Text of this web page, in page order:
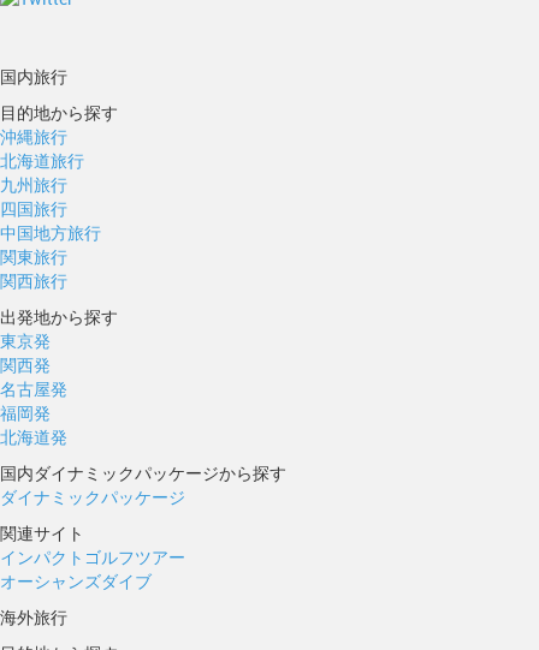
国内旅行
目的地から探す
沖縄旅行
北海道旅行
九州旅行
四国旅行
中国地方旅行
関東旅行
関西旅行
出発地から探す
東京発
関西発
名古屋発
福岡発
北海道発
国内ダイナミックパッケージから探す
ダイナミックパッケージ
関連サイト
インパクトゴルフツアー
オーシャンズダイブ
海外旅行